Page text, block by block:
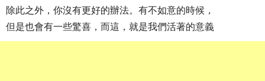
除此之外，你沒有更好的辦法。有不如意的時候，
但是也會有一些驚喜，而這，就是我們活著的意義